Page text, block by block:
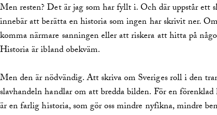
Men resten? Det är jag som har fyllt i. Och där uppstår ett
innebär att berätta en historia som ingen har skrivit ner.
komma närmare sanningen eller att riskera att hitta på
Historia är ibland obekväm.
Men den är nödvändig. Att skriva om Sveriges roll i den
slavhandeln handlar om att bredda bilden. För en
är en farlig historia, som gör oss mindre nyfikna, mindre